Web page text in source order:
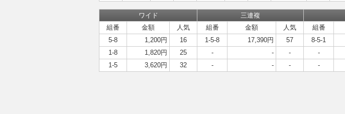
ワイド 三連複
組番
金額 人気 組番 金額 人気 組番
5-8
1,200円 16 1-5-8 17,390円 57 8-5-1
1-8
1,820円 25 - - - -
1-5
3,620円 32 - - - -